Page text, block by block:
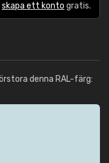
skapa ett konto gratis.
denna RAL-färg: